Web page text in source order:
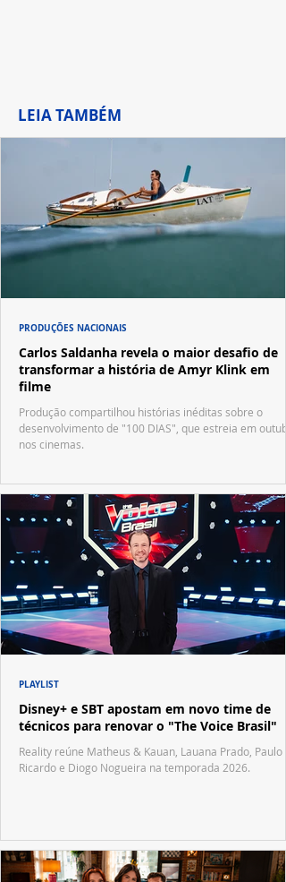
LEIA TAMBÉM
Carlos Saldanha revela o maior desafio de
transformar a história de Amyr Klink em
filme
Produção compartilhou histórias inéditas sobre o
desenvolvimento de "100 DIAS", que estreia em
nos cinemas.
PRODUÇÕES NACIONAIS
Disney+ e SBT apostam em novo time de
técnicos para renovar o "The Voice Brasil"
Reality reúne Matheus & Kauan, Lauana Prado, Paulo
Ricardo e Diogo Nogueira na temporada 2026.
PLAYLIST